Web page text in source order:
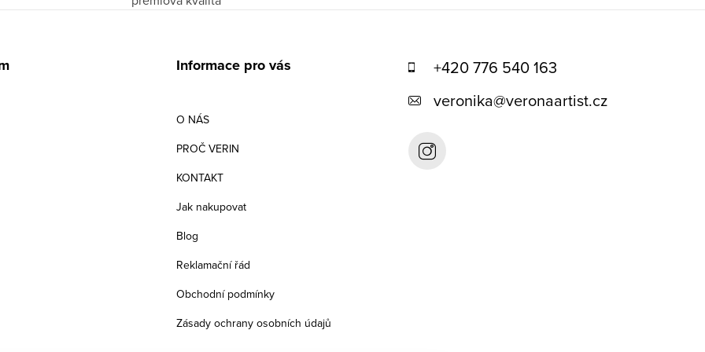
Informace pro vás
O NÁS
PROČ VERIN
KONTAKT
Jak nakupovat
Blog
Reklamační řád
Obchodní podmínky
Zásady ochrany osobních údajů
+420 776 540 163
veronika@veronaartist.cz